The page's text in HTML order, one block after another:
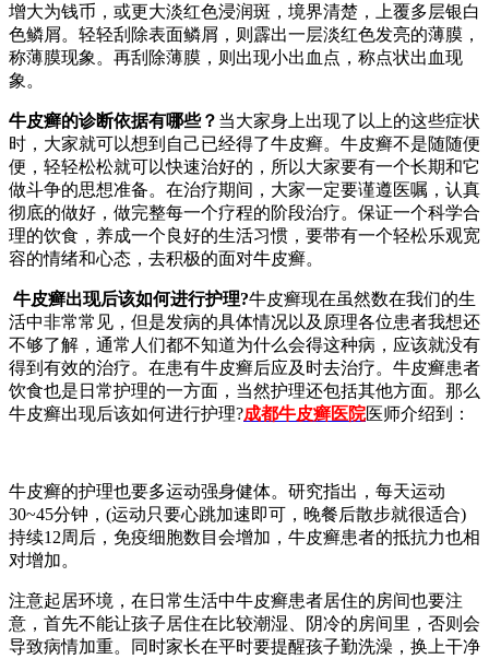
增大为钱币，或更大淡红色浸润斑，境界清楚，上覆多层银白
色鳞屑。轻轻刮除表面鳞屑，则霹出一层淡红色发亮的薄膜，
称薄膜现象。再刮除薄膜，则出现小出血点，称点状出血现
象。
牛皮癣的诊断依据有哪些？ 当大家身上出现了以上的这些症状
时，大家就可以想到自己已经得了牛皮癣。牛皮癣不是随随便
便，轻轻松松就可以快速治好的，所以大家要有一个长期和它
做斗争的思想准备。在治疗期间，大家一定要谨遵医嘱，认真
彻底的做好，做完整每一个疗程的阶段治疗。保证一个科学合
理的饮食，养成一个良好的生活习惯，要带有一个轻松乐观宽
容的情绪和心态，去积极的面对牛皮癣。
牛皮癣出现后该如何进行护理?牛皮癣现在虽然数在我们的生
活中非常常见，但是发病的具体情况以及原理各位患者我想还
不够了解，通常人们都不知道为什么会得这种病，应该就没有
得到有效的治疗。在患有牛皮癣后应及时去治疗。牛皮癣患者
饮食也是日常护理的一方面，当然护理还包括其他方面。那么
牛皮癣出现后该如何进行护理?成都牛皮癣医院医师介绍到：
牛皮癣的护理也要多运动强身健体。研究指出，每天运动
30~45分钟，(运动只要心跳加速即可，晚餐后散步就很适合)
持续12周后，免疫细胞数目会增加，牛皮癣患者的抵抗力也相
对增加。
注意起居环境，在日常生活中牛皮癣患者居住的房间也要注
意，首先不能让孩子居住在比较潮湿、阴冷的房间里，否则会
导致病情加重。同时家长在平时要提醒孩子勤洗澡，换上干净